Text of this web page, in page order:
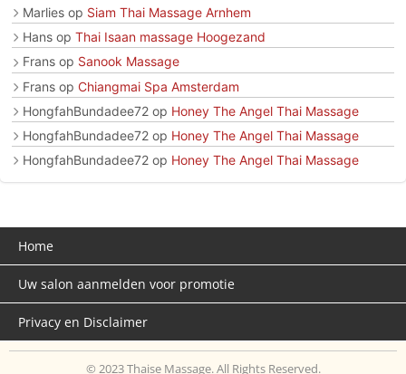
Marlies op Siam Thai Massage Arnhem
Hans op Thai Isaan massage Hoogezand
Frans op Sanook Massage
Frans op Chiangmai Spa Amsterdam
HongfahBundadee72 op Honey The Angel Thai Massage
HongfahBundadee72 op Honey The Angel Thai Massage
HongfahBundadee72 op Honey The Angel Thai Massage
Home
Uw salon aanmelden voor promotie
Privacy en Disclaimer
© 2023 Thaise Massage. All Rights Reserved.